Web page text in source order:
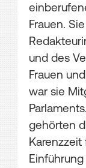
Frauen.
und des
Frauen
war sie
gehörten